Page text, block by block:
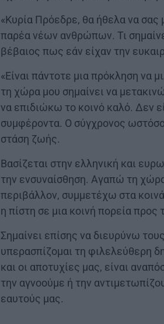
«Κυρία Πρόεδρε, θα ήθελα να
παρέα νέων ανθρώπων. Τι
βέβαιος πως εάν είχαν την
«Είναι πάντοτε μια πρόκληση να
τη χώρα μου σημαίνει να
να επιδιώκω το κοινό καλό. Δεν
συμφέροντα. Ο σύγχρονος ωστόσο
στάση ζωής.
Βασίζεται στην ελληνική και
την ενσυναίσθηση. Αγαπώ τη
περιβάλλον, συμμετέχω στα
η πίστη σε μια κοινή πορεία
Σημαίνει επίσης να διευρύνω
υπερασπίζομαι τη φιλελεύθερη
και οι αποτυχίες μας, είναι
την αγνοούμε ή την
εαυτούς μας.